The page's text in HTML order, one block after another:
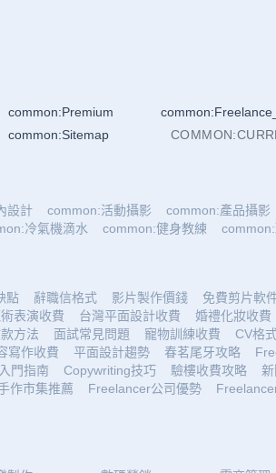
common:Premium
common:Sitemap
設計 common:活動攝影 common:產品攝影
冷氣機滴水
common:健身教練
點 辭職信格式 影片製作價錢 免費剪片軟
表演收費
台灣平面設計收費 婚禮化妝收費
方法
面試常見問題 寵物訓練收費 CV格
寫作收費
平面設計趨勢 春茗尾牙攻略
門指南
Copywriting技巧 驗樓收費攻略
作市集推薦
Freelancer公司優勢